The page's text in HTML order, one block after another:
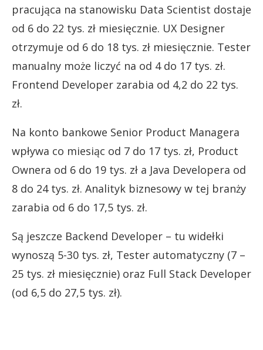
pracująca na stanowisku Data Scientist dostaje
od 6 do 22 tys. zł miesięcznie. UX Designer
otrzymuje od 6 do 18 tys. zł miesięcznie. Tester
manualny może liczyć na od 4 do 17 tys. zł.
Frontend Developer zarabia od 4,2 do 22 tys.
zł.
Na konto bankowe Senior Product Managera
wpływa co miesiąc od 7 do 17 tys. zł, Product
Ownera od 6 do 19 tys. zł a Java Developera od
8 do 24 tys. zł. Analityk biznesowy w tej branży
zarabia od 6 do 17,5 tys. zł.
Są jeszcze Backend Developer – tu widełki
wynoszą 5-30 tys. zł, Tester automatyczny (7 –
25 tys. zł miesięcznie) oraz Full Stack Developer
(od 6,5 do 27,5 tys. zł).